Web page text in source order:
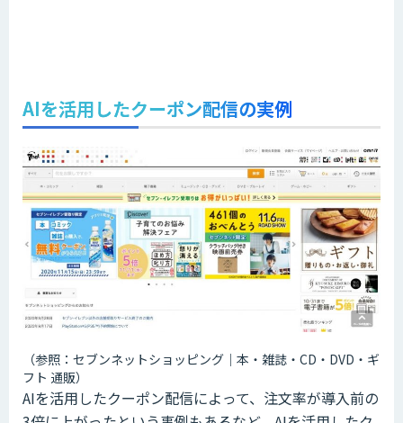
AIを活用したクーポン配信の実例
（参照：セブンネットショッピング｜本・雑誌・CD・DVD・ギ
フト 通販）
AIを活用したクーポン配信によって、注文率が導入前の